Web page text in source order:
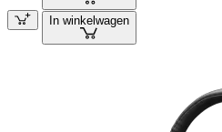
In winkelwagen